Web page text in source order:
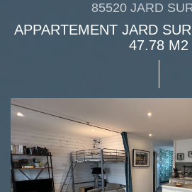
85520 JARD
APPARTEMENT JARD
47.78 M2